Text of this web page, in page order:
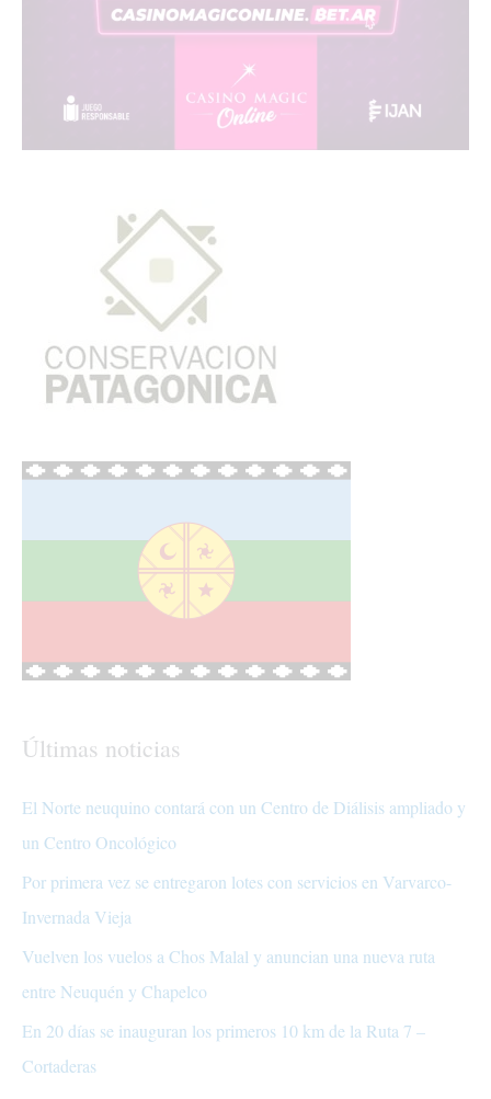
Últimas noticias
El Norte neuquino contará con un Centro de Diálisis ampliado y
un Centro Oncológico
Por primera vez se entregaron lotes con servicios en Varvarco-
Invernada Vieja
Vuelven los vuelos a Chos Malal y anuncian una nueva ruta
entre Neuquén y Chapelco
En 20 días se inauguran los primeros 10 km de la Ruta 7 –
Cortaderas